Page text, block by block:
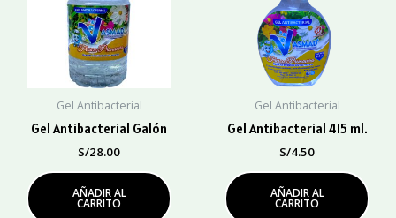
Gel Antibacterial
Gel Antibacterial Galón
S/28.00
AÑADIR AL
CARRITO
Gel Antibacterial
Gel Antibacterial 415 ml.
S/4.50
AÑADIR AL
CARRITO